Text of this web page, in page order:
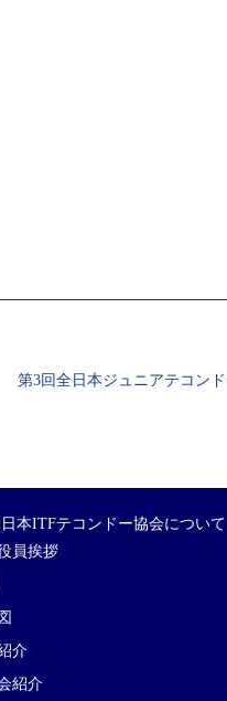
第3回全日本ジュニアテコン
本ITFテコンドー協会について
員挨拶
介
紹介